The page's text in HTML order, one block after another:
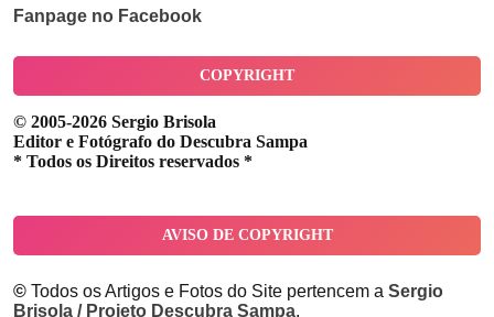
Fanpage no Facebook
COPYRIGHT
© 2005-2026 Sergio Brisola
Editor e Fotógrafo do Descubra Sampa
* Todos os Direitos reservados *
AVISO DE COPYRIGHT
© Todos os Artigos e Fotos do Site pertencem a Sergio
Brisola / Projeto Descubra Sampa.